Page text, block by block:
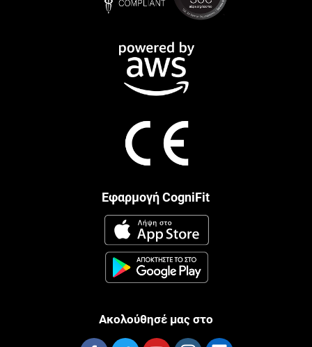
Εφαρμογή CogniFit
Ακολούθησέ μας στο